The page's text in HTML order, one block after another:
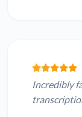
Incredibly